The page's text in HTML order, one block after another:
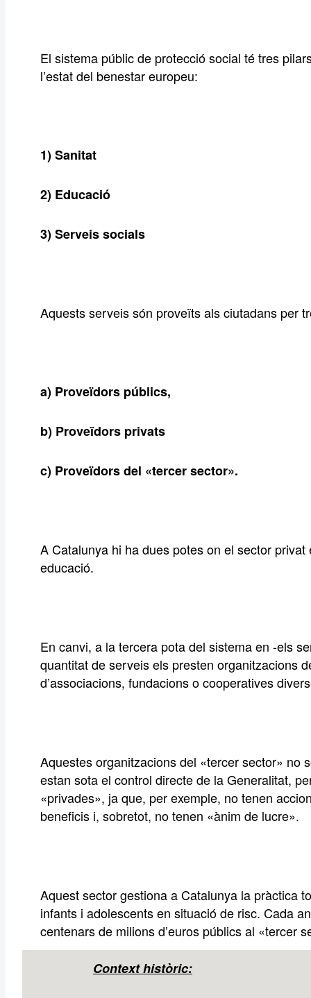
El sistema públic de protecció social té tres
l’estat del benestar europeu:
1) Sanitat
2) Educació
3) Serveis socials
Aquests serveis són proveïts als ciutadans per
a) Proveïdors públics,
b) Proveïdors privats
c) Proveïdors del «tercer sector».
A Catalunya hi ha dues potes on el sector
educació.
En canvi, a la tercera pota del sistema en -els
quantitat de serveis els presten organitzacions
d’associacions, fundacions o cooperatives
Aquestes organitzacions del «tercer sector» no
estan sota el control directe de la Generalitat,
«privades», ja que, per exemple, no tenen
beneficis i, sobretot, no tenen «ànim de lucre».
Aquest sector gestiona a Catalunya la pràctica
infants i adolescents en situació de risc. Cada
centenars de milions d’euros públics al «tercer
Context històric: